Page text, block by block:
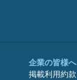
企業の皆様へ
掲載利用約款